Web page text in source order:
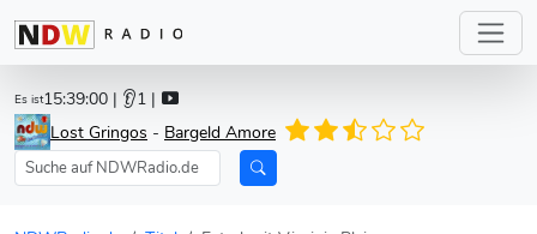
Es ist15:39:00 | 👂1 |
Lost Gringos - Bargeld Amore